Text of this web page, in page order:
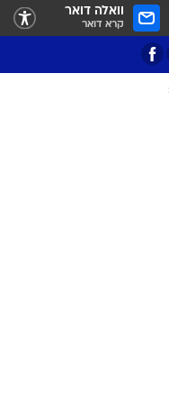
וואלה דואר
קרא דואר